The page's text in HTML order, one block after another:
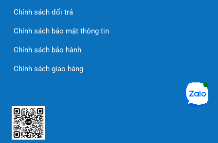
Chính sách đổi trả
Chính sách bảo mật thông tin
Chính sách bảo hành
Chính sách giao hàng